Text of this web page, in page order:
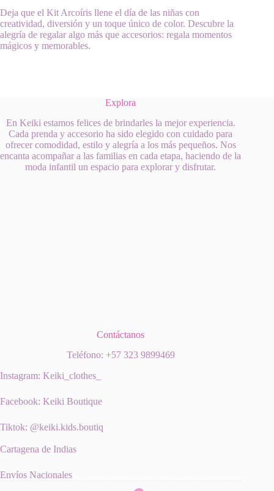
Deja que el Kit Arcoíris llene el día de las niñas con
creatividad, diversión y un toque único de color. Descubre la
alegría de regalar algo más que accesorios: regala momentos
mágicos y memorables.
Explora
En Keiki estamos felices de brindarles la mejor experiencia.
Cada prenda y accesorio ha sido elegido con cuidado para
ofrecer comodidad, estilo y alegría a los más pequeños. Nos
encanta acompañar a las familias en cada etapa, haciendo de la
moda infantil un espacio para explorar y disfrutar.
Contáctanos
Teléfono: +57 323 9899469
Instagram: Keiki_clothes_
Facebook: Keiki Boutique
Tiktok: @keiki.kids.boutiq
Cartagena de Indias
Envíos Nacionales